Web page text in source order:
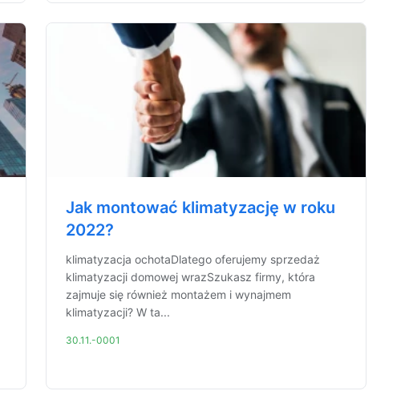
Jak montować klimatyzację w roku
2022?
klimatyzacja ochotaDlatego oferujemy sprzedaż
klimatyzacji domowej wrazSzukasz firmy, która
zajmuje się również montażem i wynajmem
klimatyzacji? W ta...
30.11.-0001